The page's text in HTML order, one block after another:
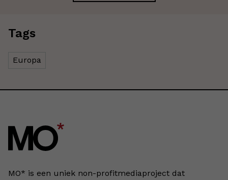
Tags
Europa
MO* is een uniek non-profitmediaproject dat